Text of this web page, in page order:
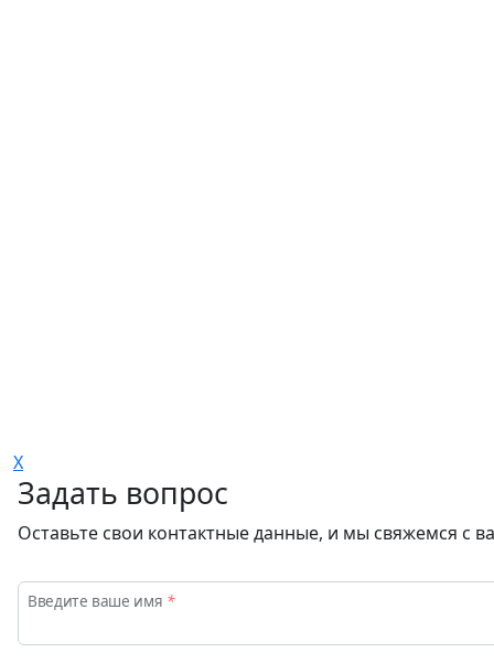
X
Задать вопрос
Оставьте свои контактные данные, и мы свяжемся с
Введите ваше имя *